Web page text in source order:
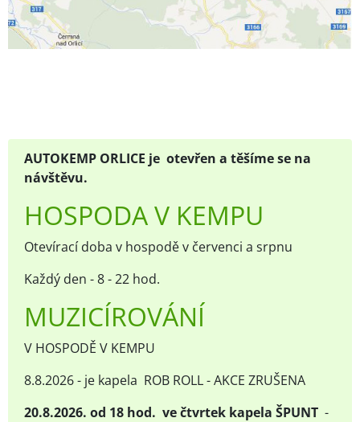
AUTOKEMP ORLICE je otevřen a těšíme se na
návštěvu.
HOSPODA V KEMPU
Otevírací doba v hospodě v červenci a srpnu
Každý den - 8 - 22 hod.
MUZICÍROVÁNÍ
V HOSPODĚ V KEMPU
8.8.2026 - je kapela ROB ROLL - AKCE ZRUŠENA
20.8.2026. od 18 hod. ve čtvrtek kapela ŠPUNT -